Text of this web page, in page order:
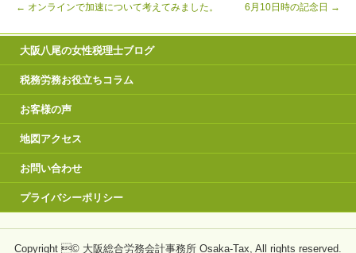
← オンラインで加速について考えてみました。 6月10日時の記念日 →
大阪八尾の女性税理士ブログ
税務労務お役立ちコラム
お客様の声
地図アクセス
お問い合わせ
プライバシーポリシー
Copyright © 大阪総合労務会計事務所 Osaka-Tax, All rights reserved.